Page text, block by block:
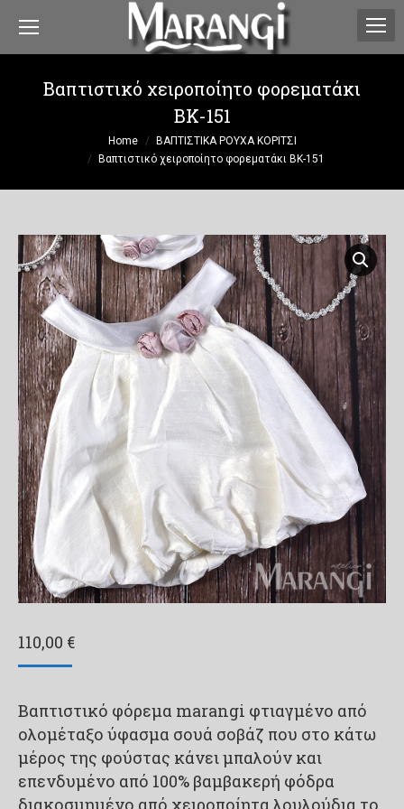
Βαπτιστικό χειροποίητο φορεματάκι
ΒΚ-151
Home
ΒΑΠΤΙΣΤΙΚΑ ΡΟΥΧΑ ΚΟΡΙΤΣΙ
Βαπτιστικό χειροποίητο φορεματάκι ΒΚ-151
110,00 €
Βαπτιστικό φόρεμα marangi φτιαγμένο από
ολομέταξο ύφασμα σουά σοβάζ που στο κάτω
μέρος της φούστας κάνει μπαλούν και
επενδυμένο από 100% βαμβακερή φόδρα
διακοσμημένο από χειροποίητα λουλούδια το